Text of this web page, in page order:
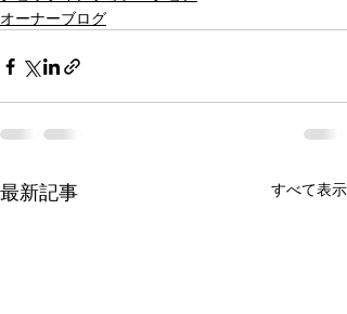
オーナーブログ
最新記事 すべて表示